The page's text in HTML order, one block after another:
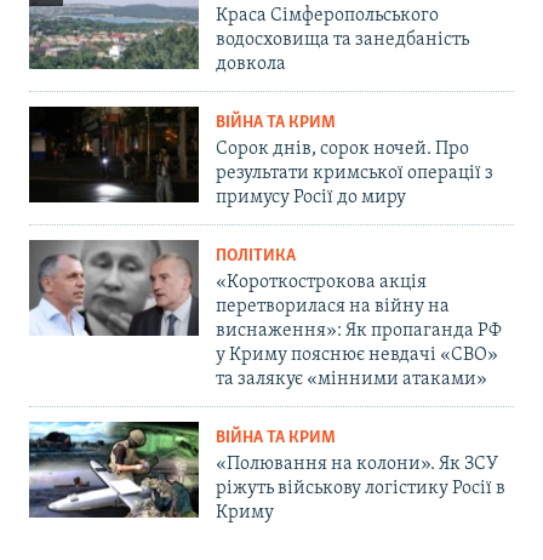
Краса Сімферопольського
водосховища та занедбаність
довкола
ВІЙНА ТА КРИМ
Сорок днів, сорок ночей. Про
результати кримської операції з
примусу Росії до миру
ПОЛІТИКА
«Короткострокова акція
перетворилася на війну на
виснаження»: Як пропаганда РФ
у Криму пояснює невдачі «СВО»
та залякує «мінними атаками»
ВІЙНА ТА КРИМ
«Полювання на колони». Як ЗСУ
ріжуть військову логістику Росії в
Криму